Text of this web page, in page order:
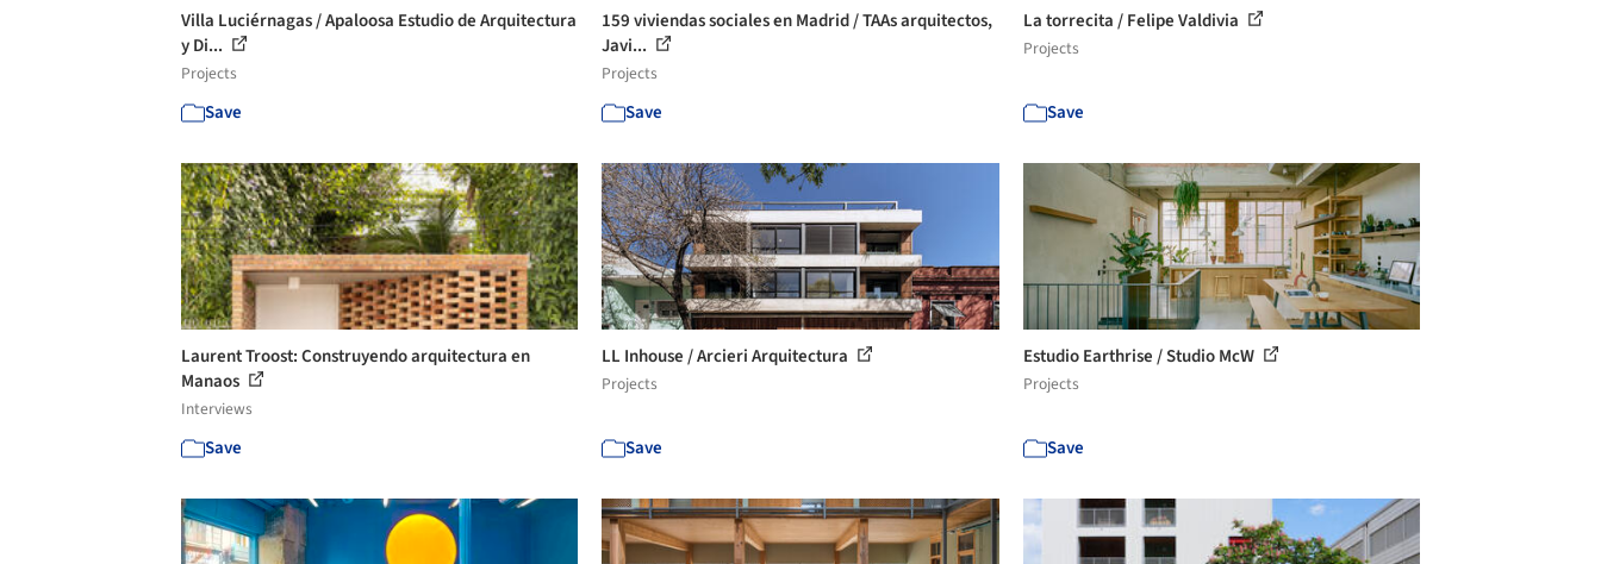
Villa Luciérnagas / Apaloosa Estudio de Arquitectura
y Di...
Projects
Save
159 viviendas sociales en Madrid / TAAs arquitectos,
Javi...
Projects
Save
La torrecita / Felipe Valdivia
Projects
Save
Laurent Troost: Construyendo arquitectura en
Manaos
Interviews
Save
LL Inhouse / Arcieri Arquitectura
Projects
Save
Estudio Earthrise / Studio McW
Projects
Save